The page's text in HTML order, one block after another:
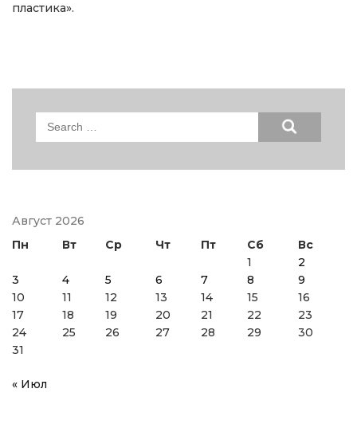
пластика».
Search
Август 2026
Пн
Вт Ср Чт Пт Сб
Вс
1
2
3
4 5 6 7 8
9
10
11 12 13 14 15
16
17
18 19 20 21 22
23
24
25 26 27 28 29
30
31
« Июл